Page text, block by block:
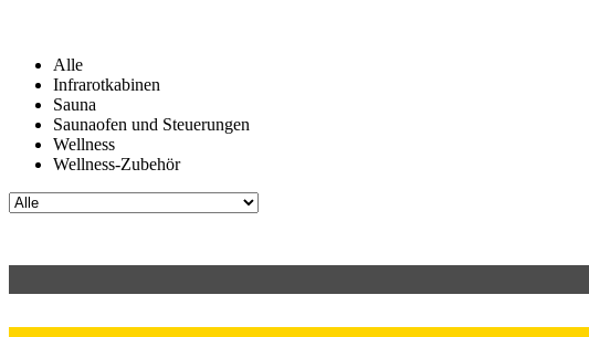
Alle
Infrarotkabinen
Sauna
Saunaofen und Steuerungen
Wellness
Wellness-Zubehör